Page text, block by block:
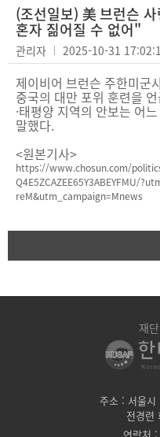
(조선일보) 美 브런슨
혼자 짊어질 수 없어"
관리자 2025-10-31
제이비어 브런슨 주한미군
중국의 대만 포위 훈련을
·태평양 지역의 안보는 어
말했다.
<원본기사>
https://www.chosun.com/
Q4E5ZCAZEE65Y3ABEYFMU/
reM&utm_campaign=Mnews
재
주소 : 서울시
전경련